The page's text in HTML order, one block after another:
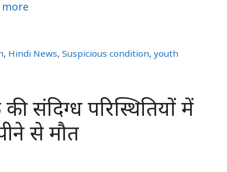
more
, Hindi News,Suspicious condition,youth
संदिग्ध परिस्थितियों में
से मौत